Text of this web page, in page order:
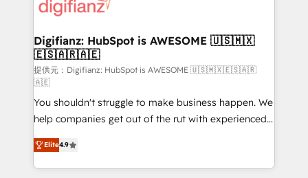
investment
supercharge revenue operations Key services: • CRM
Transformation / Web Development • RevOps &
Sales Consulting • Marketing Automation What
makes us different? 🚀 Top 0.5% of global HubSpot
agencies ⚙️ The strongest technical ability and
integration capabilities 💼 Consultative, long-term
partners who will embed ourselves into your
business, processes and systems 🏢 We specialise in
working with mid-market and enterprise
organisations, global organisations and those with
Digifianz: HubSpot is AWESOME 🇺🇸🇲🇽
🇪🇸🇦🇷🇦🇪
提供元：Digifianz: HubSpot is AWESOME 🇺🇸🇲🇽🇪🇸🇦🇷
🇦🇪
You shouldn't struggle to make business happen. We
help companies get out of the rut with experienced,
process-oriented teams implementing HubSpot
Marketing, Sales, Service, CMS and Operations Hub,
so selling and actually engaging with your customers
Elite4.9